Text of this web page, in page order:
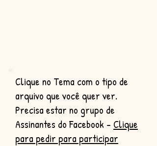
Clique no Tema com o tipo de
arquivo que você quer ver.
Precisa estar no grupo de
Assinantes do Facebook - Clique
para pedir para participar